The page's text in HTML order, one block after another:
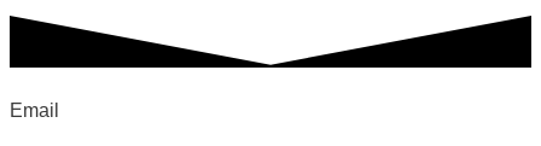
Email